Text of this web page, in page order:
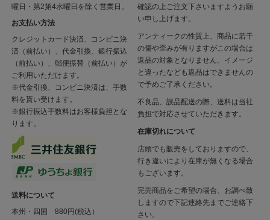
曜日・第2第4水曜日を除く営業日。
お支払い方法
クレジットカード決済、コンビニ決
済（前払い）、代金引換、銀行振込
（前払い）、郵便振替（前払い）が
ご利用いただけます。
※代金引換、コンビニ決済は、手数
料を貰い受けます。
※銀行振込手数料はお客様負担とな
ります。
送料について
本州・四国 880円(税込）
確認の上ご注文下さいますようお願
い申し上げます。
アンティークの性質上、商品に若干
の傷や歪みが有りますがこの場合は
返品の対象となりません、イメージ
と違ったなども返品はできませんの
で予めご了承ください。
不良品、誤品配送の際、送料は当社
負担で対応させていただきます。
在庫切れについて
店頭でも販売をしておりますので、
行き違いにより在庫が無くなる場合
もございます。
完売商品をご希望の場合、お調べ致
しますので下記連絡先までご連絡下
さい。